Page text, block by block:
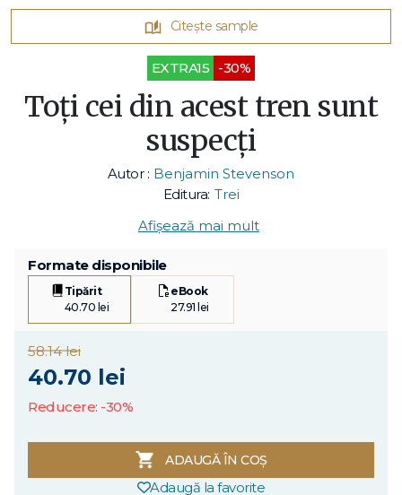
Citește sample
EXTRA15 -30%
Toți cei din acest tren sunt
suspecți
Autor : Benjamin Stevenson
Editura: Trei
Afișează mai mult
Formate disponibile
Tipărit
40.70 lei
eBook
27.91 lei
58.14 lei
40.70 lei
Reducere: -30%
ADAUGĂ ÎN COȘ
Adaugă la favorite